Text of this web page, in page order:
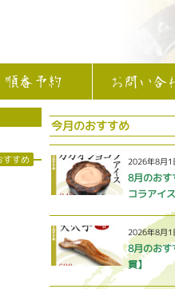
順番予約 お問い合
すすめ
今月のおすすめ
2026年8月1
8月のおす
コラアイス
2026年8月1
8月のお
貫】